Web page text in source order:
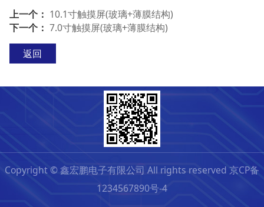
上一个： 10.1寸触摸屏(玻璃+薄膜结构)
下一个： 7.0寸触摸屏(玻璃+薄膜结构)
返回
Copyright © 鑫宏鹏电子有限公司 All rights reserved 京CP备
1234567890号-4